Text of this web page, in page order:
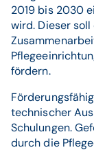
2019 bis 2030
wird. Dieser
fördern.
technischer
Schulungen.
durch die